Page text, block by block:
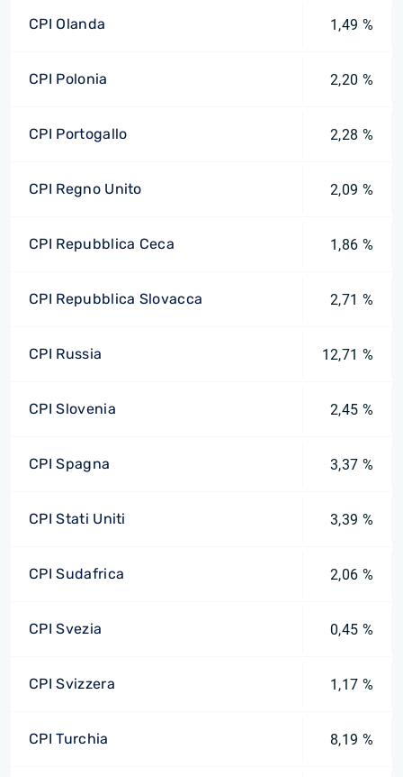
CPI Olanda 1,49 %
CPI Polonia 2,20 %
CPI Portogallo 2,28 %
CPI Regno Unito 2,09 %
CPI Repubblica Ceca 1,86 %
CPI Repubblica Slovacca 2,71 %
CPI Russia 12,71 %
CPI Slovenia 2,45 %
CPI Spagna 3,37 %
CPI Stati Uniti 3,39 %
CPI Sudafrica 2,06 %
CPI Svezia 0,45 %
CPI Svizzera 1,17 %
CPI Turchia 8,19 %